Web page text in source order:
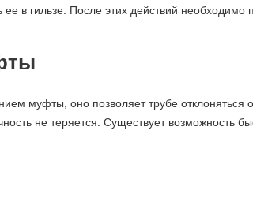
в гильзе. После этих действий необходимо
муфты, оно позволяет трубе отклоняться
не теряется. Существует возможность